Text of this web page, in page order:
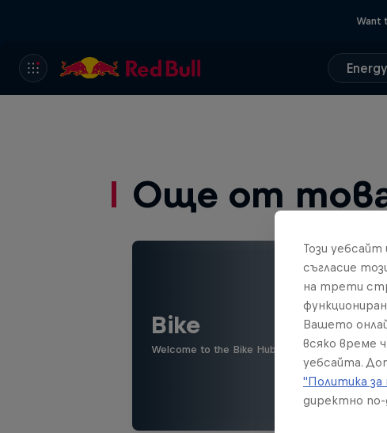
Want
Още от
Bike
Welcome to the Bike Hub, where you will find
Този
съгласие
на трети
Вашето
всяко време
уебсайта.
"Политика
директно по-